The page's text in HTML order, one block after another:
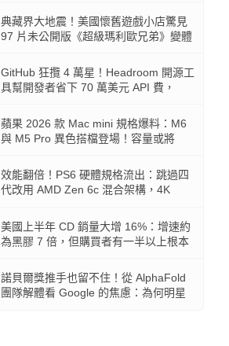
典藏界大地震！美國懷舊遊戲小店驚見
97 片未公開版《超級瑪利歐兄弟》變體
GitHub 狂攬 4 萬星！Headroom 開源工
具幫開發者省下 70 萬美元 API 費，
蘋果 2026 款 Mac mini 規格爆料：M6
與 M5 Pro 異色搭檔登場！容量或將
效能翻倍！PS6 硬體規格流出：跳過四
代改用 AMD Zen 6c 混合架構，4K
美國上半年 CD 銷量大增 16%：增速約
為黑膠 7 倍，但購買者有一半以上根本
諾貝爾獎推手也留不住！從 AlphaFold
團隊解體看 Google 的焦慮：為何明星